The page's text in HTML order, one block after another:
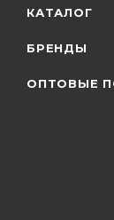
КАТАЛОГ
БРЕНДЫ
ОПТОВЫЕ